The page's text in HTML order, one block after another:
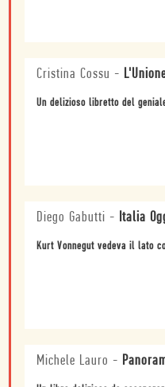
Cristina Cossu -
Un delizioso libretto del
Diego Gabutti - Italia
Kurt Vonnegut vedeva il lato
Michele Lauro -